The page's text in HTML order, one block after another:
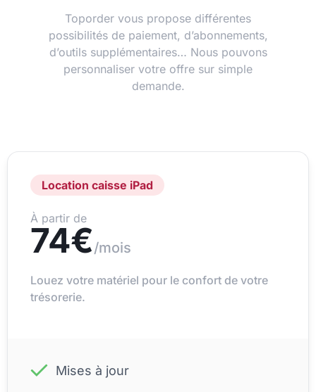
Toporder vous propose différentes
possibilités de paiement, d’abonnements,
d’outils supplémentaires… Nous pouvons
personnaliser votre offre sur simple
demande.
Location caisse iPad
À partir de
74€/mois
Louez votre matériel pour le confort de votre
trésorerie.
Mises à jour